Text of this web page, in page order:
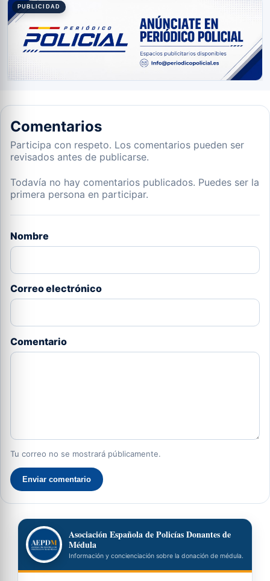
PUBLICIDAD
Comentarios
Participa con respeto. Los comentarios pueden ser
revisados antes de publicarse.
Todavía no hay comentarios publicados. Puedes ser la
primera persona en participar.
Nombre
Correo electrónico
Comentario
Tu correo no se mostrará públicamente.
Enviar comentario
Asociación Española de Policías Donantes de
Médula
Información y concienciación sobre la donación de médula.